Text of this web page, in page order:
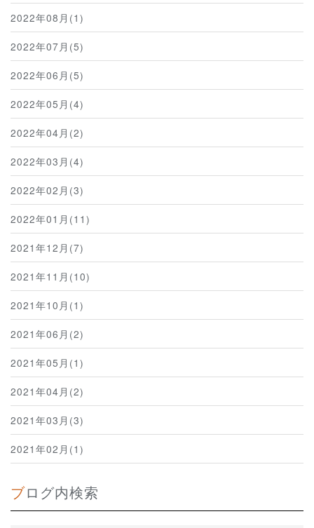
2022年08月(1)
2022年07月(5)
2022年06月(5)
2022年05月(4)
2022年04月(2)
2022年03月(4)
2022年02月(3)
2022年01月(11)
2021年12月(7)
2021年11月(10)
2021年10月(1)
2021年06月(2)
2021年05月(1)
2021年04月(2)
2021年03月(3)
2021年02月(1)
ブログ内検索